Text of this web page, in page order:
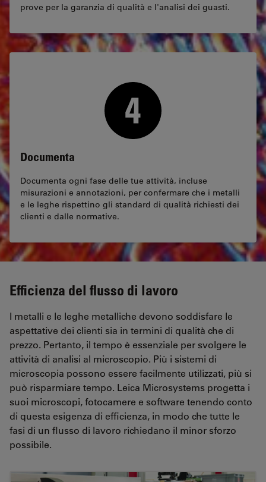
prove per la garanzia di qualità e l'analisi dei guasti.
Documenta
Documenta ogni fase delle tue attività, incluse
misurazioni e annotazioni, per confermare che i metalli
e le leghe rispettino gli standard di qualità richiesti dei
clienti e dalle normative.
Efficienza del flusso di lavoro
I metalli e le leghe metalliche devono soddisfare le
aspettative dei clienti sia in termini di qualità che di
prezzo. Pertanto, il tempo è essenziale per svolgere le
attività di analisi al microscopio. Più i sistemi di
microscopia possono essere facilmente utilizzati, più si
può risparmiare tempo. Leica Microsystems progetta i
suoi microscopi, fotocamere e software tenendo conto
di questa esigenza di efficienza, in modo che tutte le
fasi di un flusso di lavoro richiedano il minor sforzo
possibile.